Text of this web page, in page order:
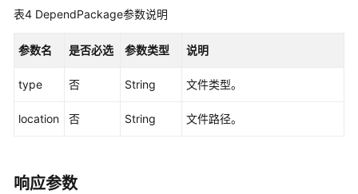
表
ListResources
作
开
表4 DependPackage参数说明
参数名 是否必选 参数类型 说明
type 否 String 文件类型。
location 否 String 文件路径。
响应参数